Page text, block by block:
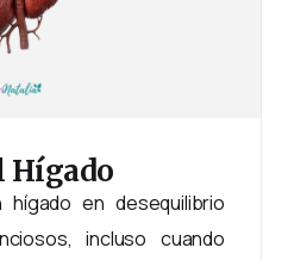
Hígado
en desequilibrio
incluso cuando